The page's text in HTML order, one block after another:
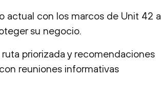
actual con los marcos de Unit 42 a
su negocio.
priorizada y recomendaciones
reuniones informativas